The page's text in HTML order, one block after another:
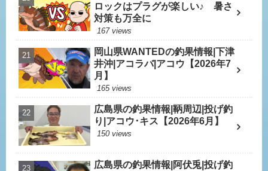
ロックはプラグが楽しい♪ 暑さ
対策も万全に
167 views
岡山県WANTEDの釣果情報|下津
井沖|アコラバ|アコウ【2026年7
月】
165 views
広島県の釣果情報|鞆周辺|投げ釣
り|アコウ･キス【2026年6月】
150 views
広島県の釣果情報|阿伏兎|投げ釣